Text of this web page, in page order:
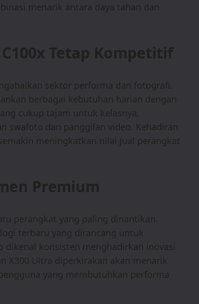
menarik antara daya tahan dan
Tetap Kompetitif
sektor performa dan fotografi.
berbagai kebutuhan harian dengan
cukup tajam untuk kelasnya,
swafoto dan panggilan video. Kehadiran
meningkatkan nilai jual perangkat
Premium
perangkat yang paling dinantikan.
terbaru yang dirancang untuk
dikenal konsisten menghadirkan inovasi
X300 Ultra diperkirakan akan menarik
yang membutuhkan performa